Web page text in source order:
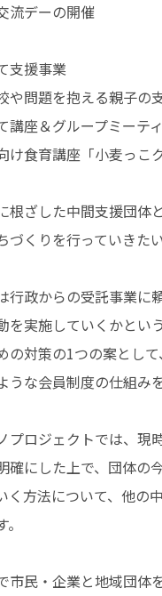
流デーの開催
支援事業
や問題を抱える親子の
座＆グループミーテ
食育講座「小麦っこク
根ざした中間支援団体
づくりを行っていきた
行政からの受託事業に
を実施していくかとい
の対策の1つの案とし
うな会員制度の仕組み
プロジェクトでは、現
確にした上で、団体の
く方法について、他の
市民・企業と地域団体